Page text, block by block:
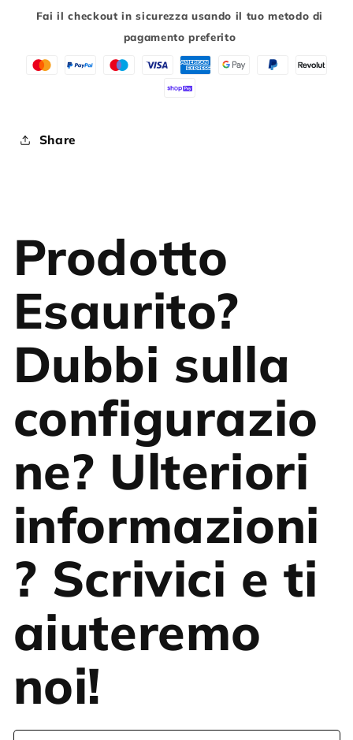
ROUBAIX ROUBAIX
Fai il checkout in sicurezza usando il tuo metodo di
pagamento preferito
Share
Prodotto
Esaurito?
Dubbi sulla
configurazio
ne? Ulteriori
informazioni
? Scrivici e ti
aiuteremo
noi!